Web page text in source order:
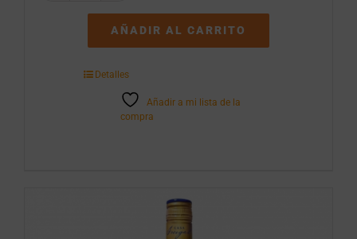
cantidad
AÑADIR AL CARRITO
Detalles
Añadir a mi lista de la
compra